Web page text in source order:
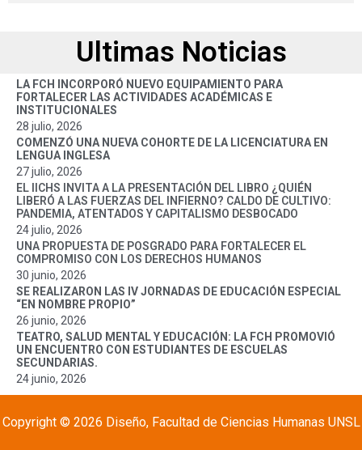
Ultimas Noticias
LA FCH INCORPORÓ NUEVO EQUIPAMIENTO PARA
FORTALECER LAS ACTIVIDADES ACADÉMICAS E
INSTITUCIONALES
28 julio, 2026
COMENZÓ UNA NUEVA COHORTE DE LA LICENCIATURA EN
LENGUA INGLESA
27 julio, 2026
EL IICHS INVITA A LA PRESENTACIÓN DEL LIBRO ¿QUIÉN
LIBERÓ A LAS FUERZAS DEL INFIERNO? CALDO DE CULTIVO:
PANDEMIA, ATENTADOS Y CAPITALISMO DESBOCADO
24 julio, 2026
UNA PROPUESTA DE POSGRADO PARA FORTALECER EL
COMPROMISO CON LOS DERECHOS HUMANOS
30 junio, 2026
SE REALIZARON LAS IV JORNADAS DE EDUCACIÓN ESPECIAL
“EN NOMBRE PROPIO”
26 junio, 2026
TEATRO, SALUD MENTAL Y EDUCACIÓN: LA FCH PROMOVIÓ
UN ENCUENTRO CON ESTUDIANTES DE ESCUELAS
SECUNDARIAS.
24 junio, 2026
Copyright © 2026 Diseño, Facultad de Ciencias Humanas UNSL